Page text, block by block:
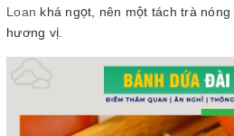
Loan khá ngọt, nên một tách trà
hương vị.